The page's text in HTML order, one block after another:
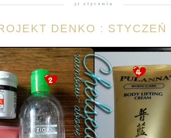
31 stycznia
DENKO : STYCZEŃ